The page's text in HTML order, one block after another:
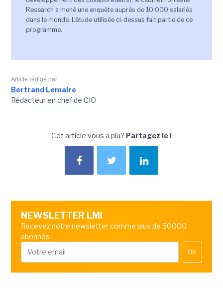
Research a mené une enquête auprès de 10 000 salariés
dans le monde. L'étude utilisée ci-dessus fait partie de ce
programme.
Article rédigé par
Bertrand Lemaire
Rédacteur en chef de CIO
Cet article vous a plu? Partagez le !
NEWSLETTER LMI
Recevez notre newsletter comme plus de 50000
abonnés
OK